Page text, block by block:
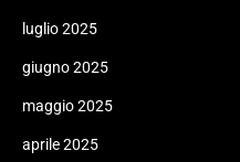
luglio 2025
giugno 2025
maggio 2025
aprile 2025